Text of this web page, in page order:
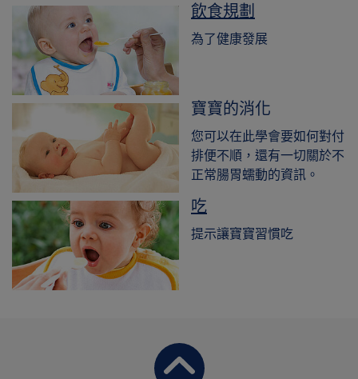
飲食規劃
為了健康發展
寶寶的消化
您可以在此學會要如何對付
排便不順，還有一切關於不
正常腸胃蠕動的資訊。
吃
提示讓寶寶習慣吃